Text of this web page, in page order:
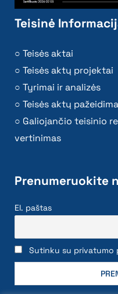
Teisinė
Teisės aktai
Teisės aktų projektai
Tyrimai ir analizės
Teisės aktų
Galiojančio teisinio
vertinimas
Prenumeruokite
El. paštas
Sutinku su privatumo